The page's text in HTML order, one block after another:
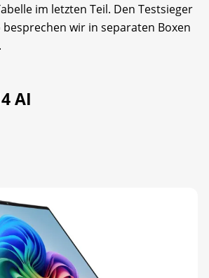
im letzten Teil. Den Testsieger
wir in separaten Boxen
AI